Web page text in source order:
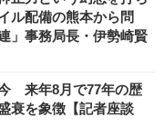
配備の熊本から問
」事務局長・伊勢崎賢
来年8月で77年の歴
衰を象徴【記者座談